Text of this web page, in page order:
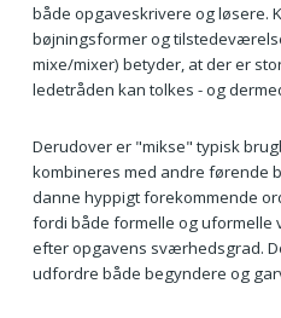
både opgaveskrivere og løsere.
bøjningsformer og
mixe/mixer) betyder, at der er
ledetråden kan tolkes - og
Derudover er "mikse" typisk
kombineres med andre førende
danne hyppigt forekommende
fordi både formelle og uformelle
efter opgavens sværhedsgrad.
udfordre både begyndere og